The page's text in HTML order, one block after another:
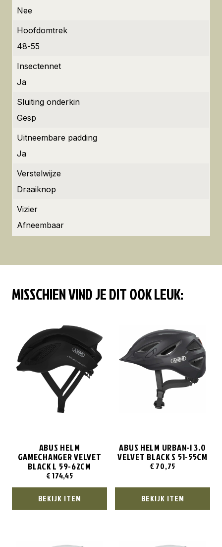
Nee
Hoofdomtrek
48-55
Insectennet
Ja
Sluiting onderkin
Gesp
Uitneembare padding
Ja
Verstelwijze
Draaiknop
Vizier
Afneembaar
MISSCHIEN VIND JE DIT OOK LEUK:
ABUS HELM
GAMECHANGER VELVET
BLACK L 59-62CM
€174,45
BEKIJK ITEM
ABUS HELM URBAN-I 3.0
VELVET BLACK S 51-55CM
€ 70,75
BEKIJK ITEM